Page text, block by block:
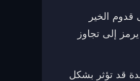
قدوم الخير
إلى تجاوز
قد تؤثر بشكل